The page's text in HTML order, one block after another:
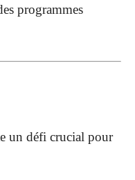
programmes
un défi crucial pour